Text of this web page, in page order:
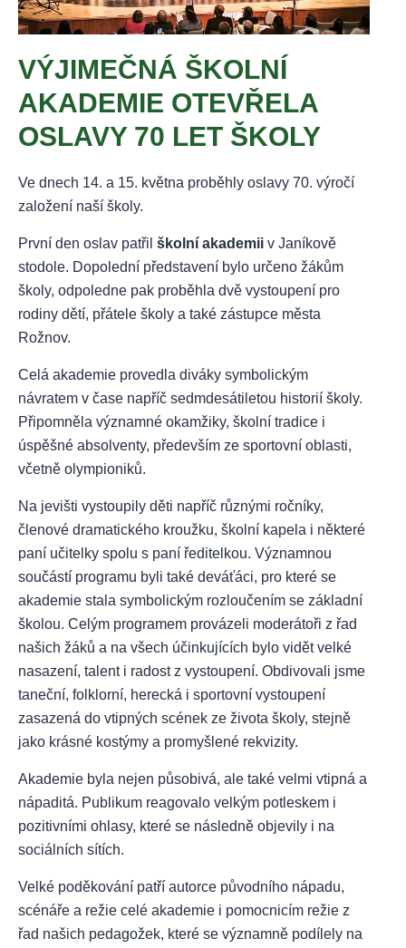
VÝJIMEČNÁ ŠKOLNÍ
AKADEMIE OTEVŘELA
OSLAVY 70 LET ŠKOLY
Ve dnech 14. a 15. května proběhly oslavy 70. výročí
založení naší školy.
První den oslav patřil školní akademii v Janíkově
stodole. Dopolední představení bylo určeno žákům
školy, odpoledne pak proběhla dvě vystoupení pro
rodiny dětí, přátele školy a také zástupce města
Rožnov.
Celá akademie provedla diváky symbolickým
návratem v čase napříč sedmdesátiletou historií školy.
Připomněla významné okamžiky, školní tradice i
úspěšné absolventy, především ze sportovní oblasti,
včetně olympioniků.
Na jevišti vystoupily děti napříč různými ročníky,
členové dramatického kroužku, školní kapela i některé
paní učitelky spolu s paní ředitelkou. Významnou
součástí programu byli také deváťáci, pro které se
akademie stala symbolickým rozloučením se základní
školou. Celým programem provázeli moderátoři z řad
našich žáků a na všech účinkujících bylo vidět velké
nasazení, talent i radost z vystoupení. Obdivovali jsme
taneční, folklorní, herecká i sportovní vystoupení
zasazená do vtipných scének ze života školy, stejně
jako krásné kostýmy a promyšlené rekvizity.
Akademie byla nejen působivá, ale také velmi vtipná a
nápaditá. Publikum reagovalo velkým potleskem i
pozitivními ohlasy, které se následně objevily i na
sociálních sítích.
Velké poděkování patří autorce původního nápadu,
scénáře a režie celé akademie i pomocnicím režie z
řad našich pedagožek, které se významně podílely na